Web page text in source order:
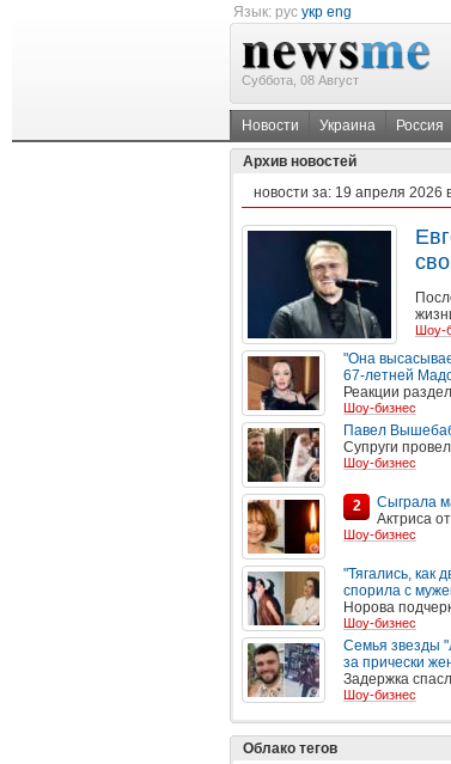
Язык: рус укр eng
Суббота, 08 Август
Новости Украина Россия
Архив новостей
новости за: 19 апреля 2026
Шоу-
"Она
67-летней
Реакции
Шоу-бизнес
Павел
Супруги
Шоу-бизнес
2
Сыграла
Актриса
Шоу-бизнес
"Тягались, как
спорила с
Норова
Шоу-бизнес
Семья звезды
за прически
Задержка
Шоу-бизнес
Облако тегов